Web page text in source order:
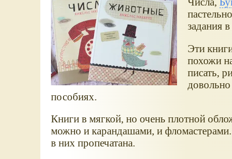
задания
Эти
похожи
писать,
довольно
пособиях.
Книги в мягкой, но очень плотной
можно и карандашами, и
в них пропечатана.